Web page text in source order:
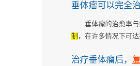
垂体瘤可以完全
垂体瘤的治愈率
制 ，在许多情况下可
治疗垂体瘤后，